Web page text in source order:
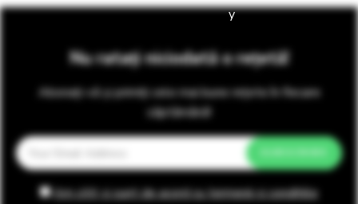
Nu ratați niciodată o rețetă!
Abonați-vă și primiți cele mai bune rețete în fiecare
săptămână!
Am citit și sunt de acord cu termenii și condițiile